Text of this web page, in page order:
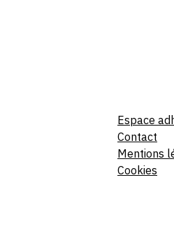
Espace
Contact
Mentions
Cookies